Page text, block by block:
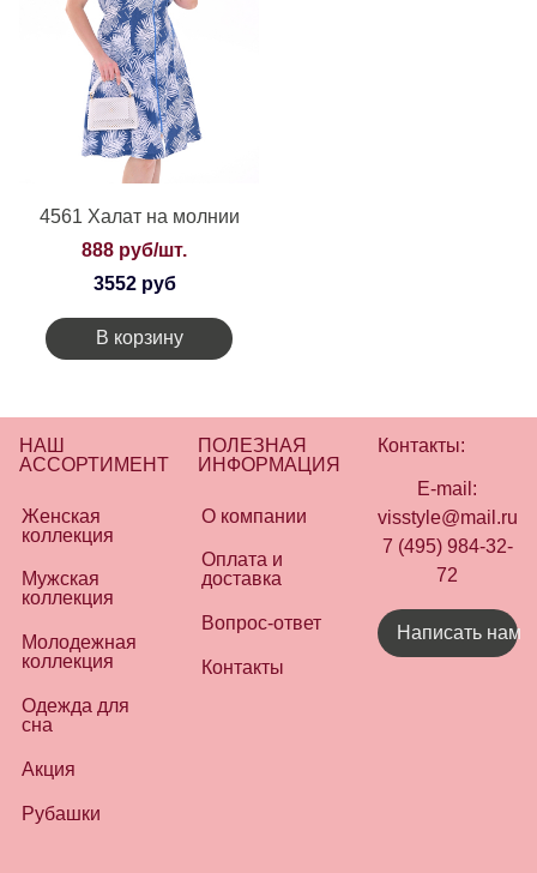
4561 Халат на молнии
888 руб/шт.
3552 руб
В корзину
НАШ
АССОРТИМЕНТ
Женская
коллекция
Мужская
коллекция
Молодежная
коллекция
Одежда для
сна
Акция
Рубашки
ПОЛЕЗНАЯ
ИНФОРМАЦИЯ
О компании
Оплата и
доставка
Вопрос-ответ
Контакты
Контакты:
E-mail:
visstyle@mail.ru
7 (495) 984-32-
72
Написать нам